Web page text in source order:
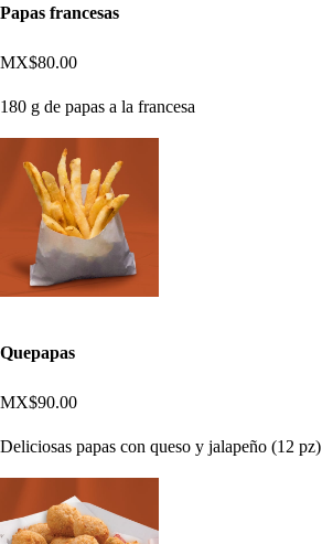
Papas francesas
MX$80.00
180 g de papas a la francesa
Quepapas
MX$90.00
Deliciosas papas con queso y jalapeño (12 pz)